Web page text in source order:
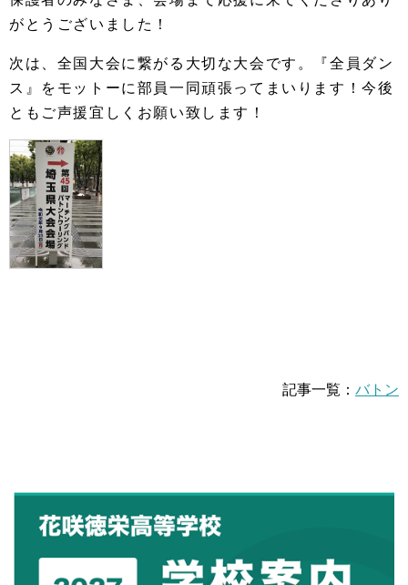
がとうございました！
次は、全国大会に繋がる大切な大会です。『全員ダン
ス』をモットーに部員一同頑張ってまいります！今後
ともご声援宜しくお願い致します！
記事一覧： バトン